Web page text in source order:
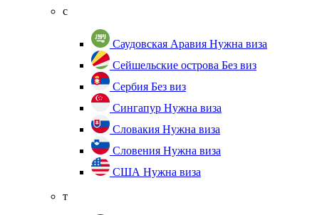
с
Саудовская Аравия Нужна виза
Сейшельские острова Без виз
Сербия Без виз
Сингапур Нужна виза
Словакия Нужна виза
Словения Нужна виза
США Нужна виза
т